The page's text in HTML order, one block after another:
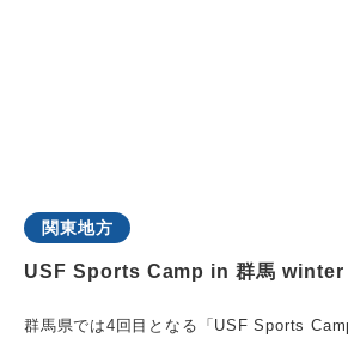
関東地方
USF Sports Camp in 群馬 winter
群馬県では4回目となる「USF Sports